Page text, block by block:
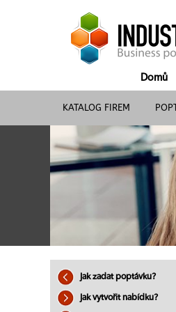
Domů
KATALOG FIREM
Jak zadat poptávku?
Jak vytvořit nabídku?